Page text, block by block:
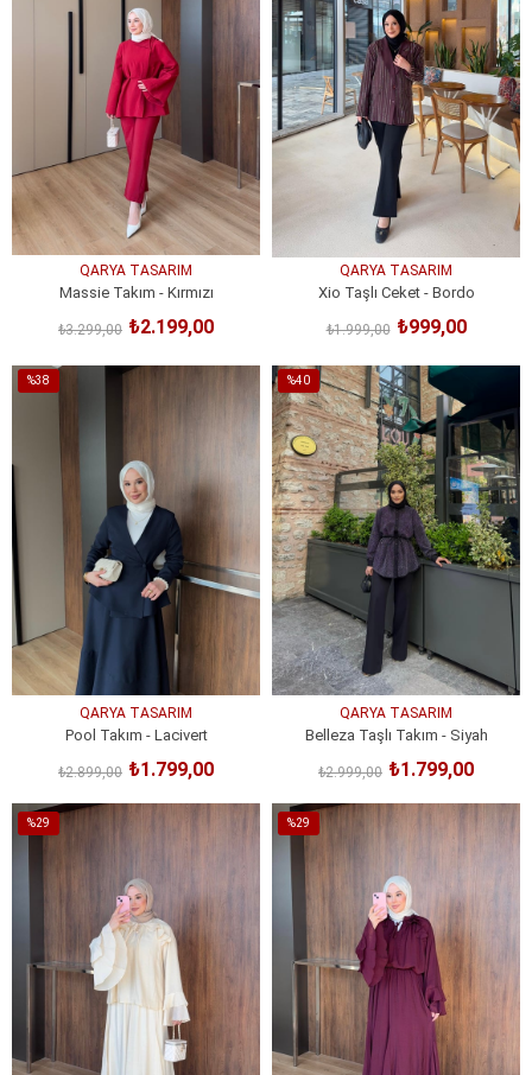
QARYA TASARIM
Massie Takım - Kırmızı
₺2.199,00
₺3.299,00
QARYA TASARIM
Xio Taşlı Ceket - Bordo
₺999,00
₺1.999,00
%38
QARYA TASARIM
Pool Takım - Lacivert
₺1.799,00
₺2.899,00
SEPETE EKLE
%40
İndirim
%40İndirim
QARYA TASARIM
Belleza Taşlı Takım - Siyah
₺1.799,00
₺2.999,00
SEPETE EKLE
%29
%29
%29İndirim